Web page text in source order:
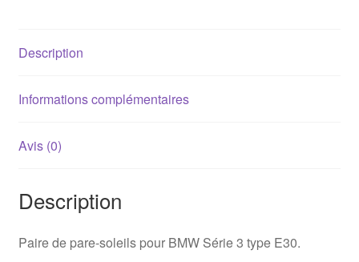
Description
Informations complémentaires
Avis (0)
Description
Paire de pare-soleils pour BMW Série 3 type E30.